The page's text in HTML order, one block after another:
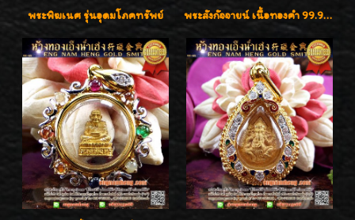
พระพิฆเนศ รุ่นอุดมโภคทรัพย์ พระสังกัจจายน์ เนื้อทองคำ 99.99%